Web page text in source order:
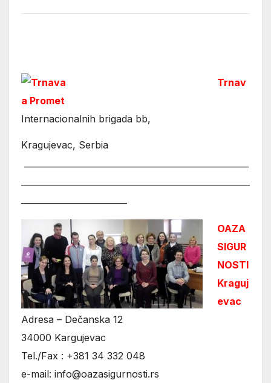
Trnav
a Promet
Internacionalnih brigada bb,
Kragujevac, Serbia
OAZA
SIGUR
NOSTI
Kraguj
evac
Adresa – Dečanska 12
34000 Kargujevac
Tel./Fax : +381 34 332 048
e-mail: info@oazasigurnosti.rs